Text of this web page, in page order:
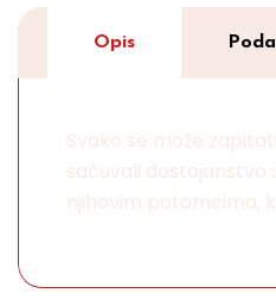
Opis
Svako se može
sačuvali dostojanstvo
njihovim potomcima,